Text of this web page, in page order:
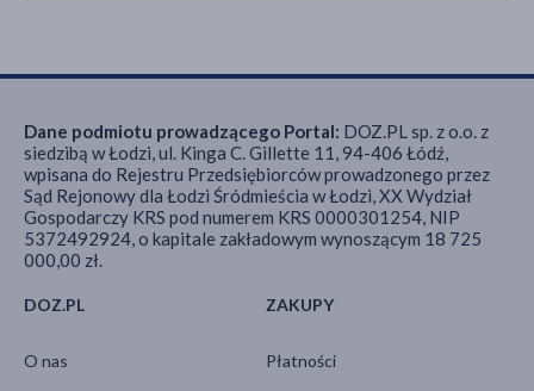
DOZ.PL
O nas
ZAKUPY
Płatności
Dane podmiotu prowadzącego Portal: DOZ.PL sp. z o.o. z
siedzibą w Łodzi, ul. Kinga C. Gillette 11, 94-406 Łódź,
wpisana do Rejestru Przedsiębiorców prowadzonego przez
Sąd Rejonowy dla Łodzi Śródmieścia w Łodzi, XX Wydział
Gospodarczy KRS pod numerem KRS 0000301254, NIP
5372492924, o kapitale zakładowym wynoszącym 18 725
000,00 zł.